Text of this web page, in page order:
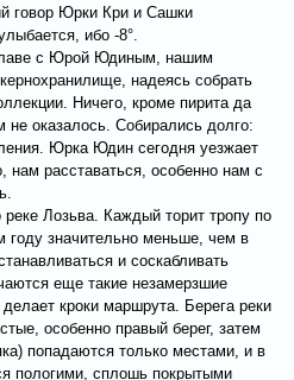
говор Юрки Кри и Сашки
ибо -8°.
с Юрой Юдиным, нашим
надеясь собрать
Ничего, кроме пирита да
не оказалось. Собирались долго:
Юрка Юдин сегодня уезжает
расставаться, особенно нам с
Лозьва. Каждый торит тропу по
году значительно меньше, чем в
и соскабливать
еще такие незамерзшие
кроки маршрута. Берега реки
особенно правый берег, затем
попадаются только местами, и в
пологими, сплошь покрытыми